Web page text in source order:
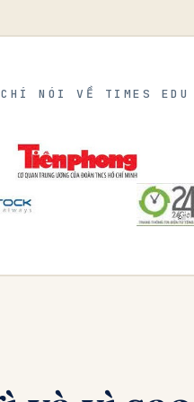
NÓI VỀ TIMES EDU